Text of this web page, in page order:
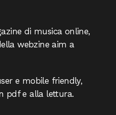
di musica online,
webzine aim a
e mobile friendly,
pdf e alla lettura.